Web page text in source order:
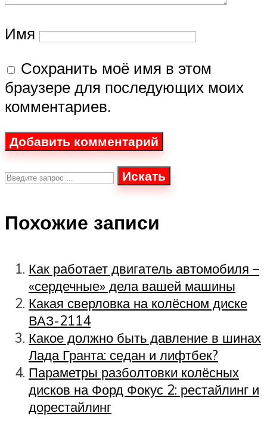
Имя
Сохранить моё имя в этом
браузере для последующих моих
комментариев.
Искать
Похожие записи
Как работает двигатель автомобиля –
«сердечные» дела вашей машины
Какая сверловка на колёсном диске
ВАЗ-2114
Какое должно быть давление в шинах
Лада Гранта: седан и лифтбек?
Параметры разболтовки колёсных
дисков на Форд Фокус 2: рестайлинг и
дорестайлинг